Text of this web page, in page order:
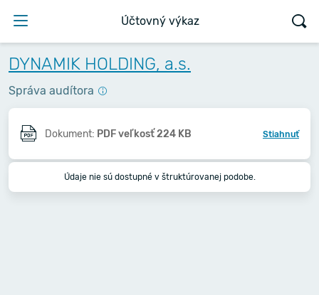
Účtovný výkaz
DYNAMIK HOLDING, a.s.
Správa audítora
Dokument: PDF veľkosť 224 KB Stiahnuť
Údaje nie sú dostupné v štruktúrovanej podobe.